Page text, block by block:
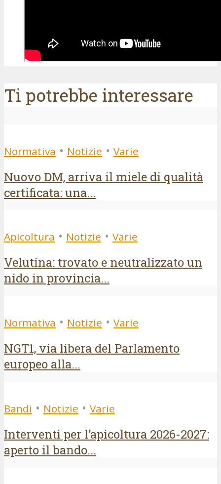
Ti potrebbe interessare
Normativa • Notizie • Varie
Nuovo DM, arriva il miele di qualità
certificata: una...
Apicoltura • Notizie • Varie
Velutina: trovato e neutralizzato un
nido in provincia...
Normativa • Notizie • Varie
NGT1, via libera del Parlamento
europeo alla...
Bandi • Notizie • Varie
Interventi per l’apicoltura 2026-2027:
aperto il bando...